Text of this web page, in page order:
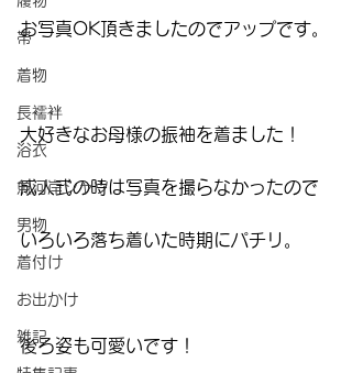
帯
着物
長襦袢
浴衣
魚河岸シャツ
男物
着付け
お出かけ
雑記
お写真OK頂きましたのでアップです。
大好きなお母様の振袖を着ました！
成人式の時は写真を撮らなかったので
いろいろ落ち着いた時期にパチリ。
後ろ姿も可愛いです！